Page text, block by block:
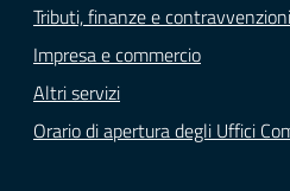
Tributi, finanze e contravvenzioni
Impresa e commercio
Altri servizi
Orario di apertura degli Uffici